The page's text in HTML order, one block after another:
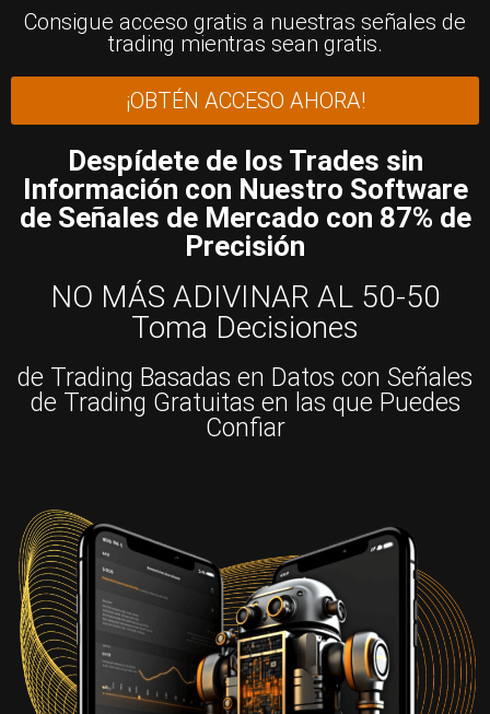
Consigue acceso gratis a nuestras señales de
trading mientras sean gratis.
¡OBTÉN ACCESO AHORA!
Despídete de los Trades sin
Información con Nuestro Software
de Señales de Mercado con 87% de
Precisión
NO MÁS ADIVINAR AL 50-50
Toma Decisiones
de Trading Basadas en Datos con Señales
de Trading Gratuitas en las que Puedes
Confiar